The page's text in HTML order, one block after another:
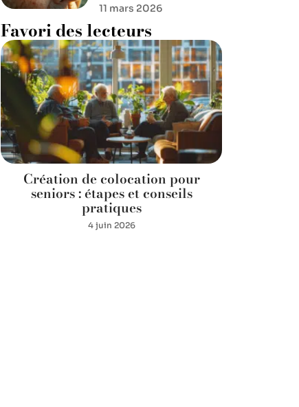
11 mars 2026
Favori des lecteurs
Création de colocation pour
seniors : étapes et conseils
pratiques
4 juin 2026